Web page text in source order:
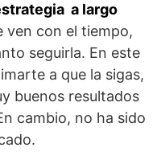
a largo
ven con el tiempo,
seguirla. En este
a que la sigas,
buenos resultados
cambio, no ha sido